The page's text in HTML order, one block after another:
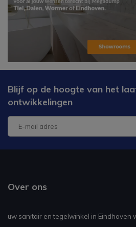
Blijf op de hoogte van het
ontwikkelingen
Over ons
uw sanitair en tegelwinkel in Eindhoven